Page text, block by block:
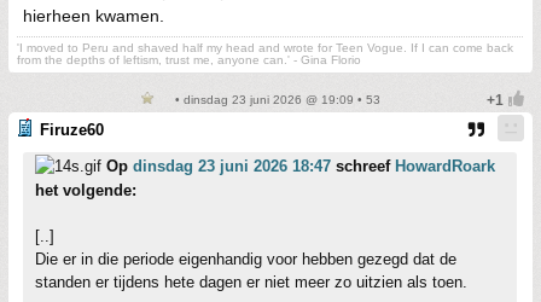
hierheen kwamen.
'I moved to Peru and shaved half my head and wrote for Teen Vogue. If I can come back
from the depths of leftism, trust me, anyone can.' - Gina Florio
• dinsdag 23 juni 2026 @ 19:09 • 53
Firuze60
Op dinsdag 23 juni 2026 18:47 schreef HowardRoark
het volgende:
[..]
Die er in die periode eigenhandig voor hebben gezegd dat de
standen er tijdens hete dagen er niet meer zo uitzien als toen.